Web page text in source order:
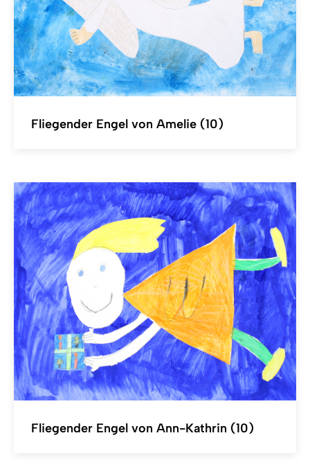
Fliegender Engel von Amelie (10)
Fliegender Engel von Ann-Kathrin (10)